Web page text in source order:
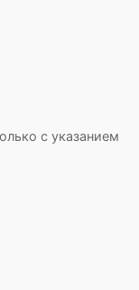
с указанием